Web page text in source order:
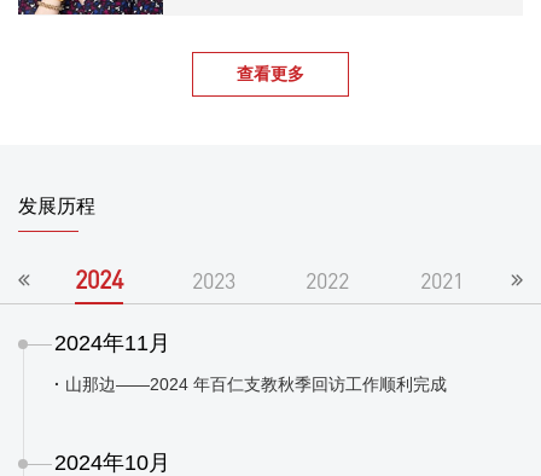
查看更多
发展历程
2024 2023 2022 2021
2024年11月
· 山那边——2024 年百仁支教秋季回访工作顺利完成
2024年10月